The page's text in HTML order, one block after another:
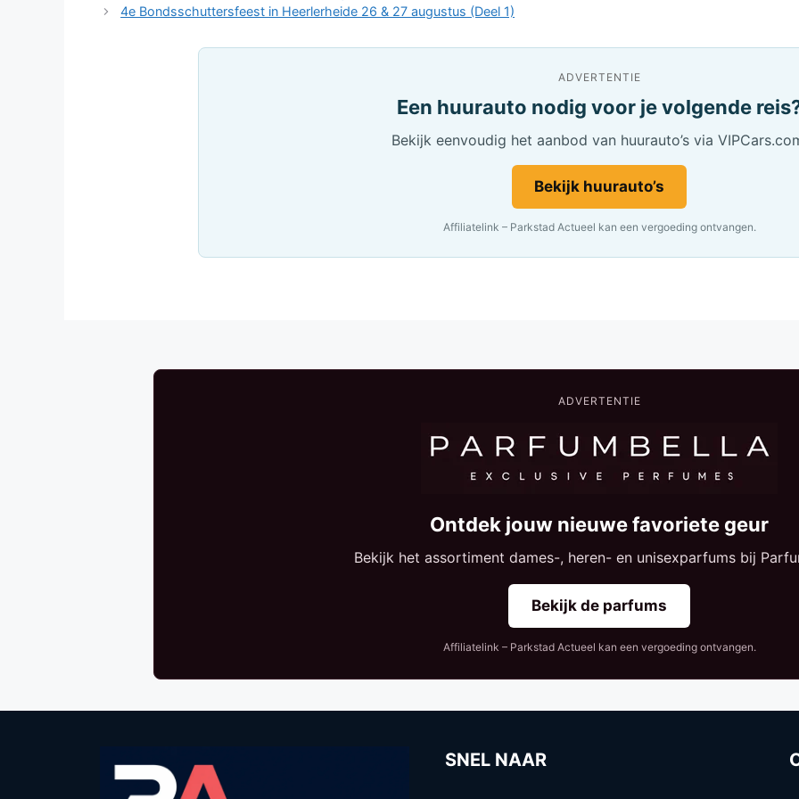
4e Bondsschuttersfeest in Heerlerheide 26 & 27 augustus (Deel 1)
ADVERTENTIE
Een huurauto nodig voor je volgende
Bekijk eenvoudig het aanbod van huurauto’s via
Bekijk huurauto’s
Affiliatelink – Parkstad Actueel kan een vergoeding ontvangen.
ADVERTENTIE
Ontdek jouw nieuwe favoriete geur
Bekijk het assortiment dames-, heren- en unisexparfums bij
Bekijk de parfums
Affiliatelink – Parkstad Actueel kan een vergoeding ontvangen.
SNEL NAAR